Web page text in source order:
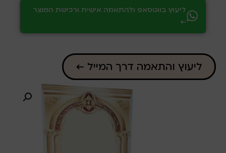
ליעוץ בווטסאפ ולהתאמה אישית ורכישת המוצר
←
ליעוץ והתאמה דרך המייל ←